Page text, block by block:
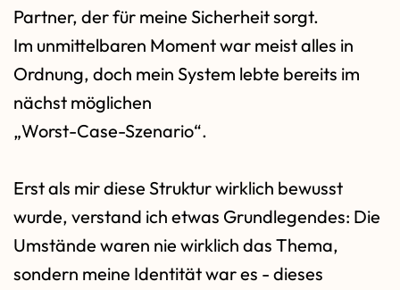
Partner, der für meine Sicherheit sorgt.
Im unmittelbaren Moment war meist alles in
Ordnung, doch mein System lebte bereits im
nächst möglichen
„Worst-Case-Szenario“.
Erst als mir diese Struktur wirklich bewusst
wurde, verstand ich etwas Grundlegendes: Die
Umstände waren nie wirklich das Thema,
sondern meine Identität war es - dieses